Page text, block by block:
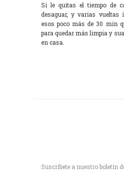
Si le quitas el tiempo de
desaguar, y varias vueltas
esos poco más de 30 min
para quedar más limpia y
en casa.
Suscríbete a nuestro boletín